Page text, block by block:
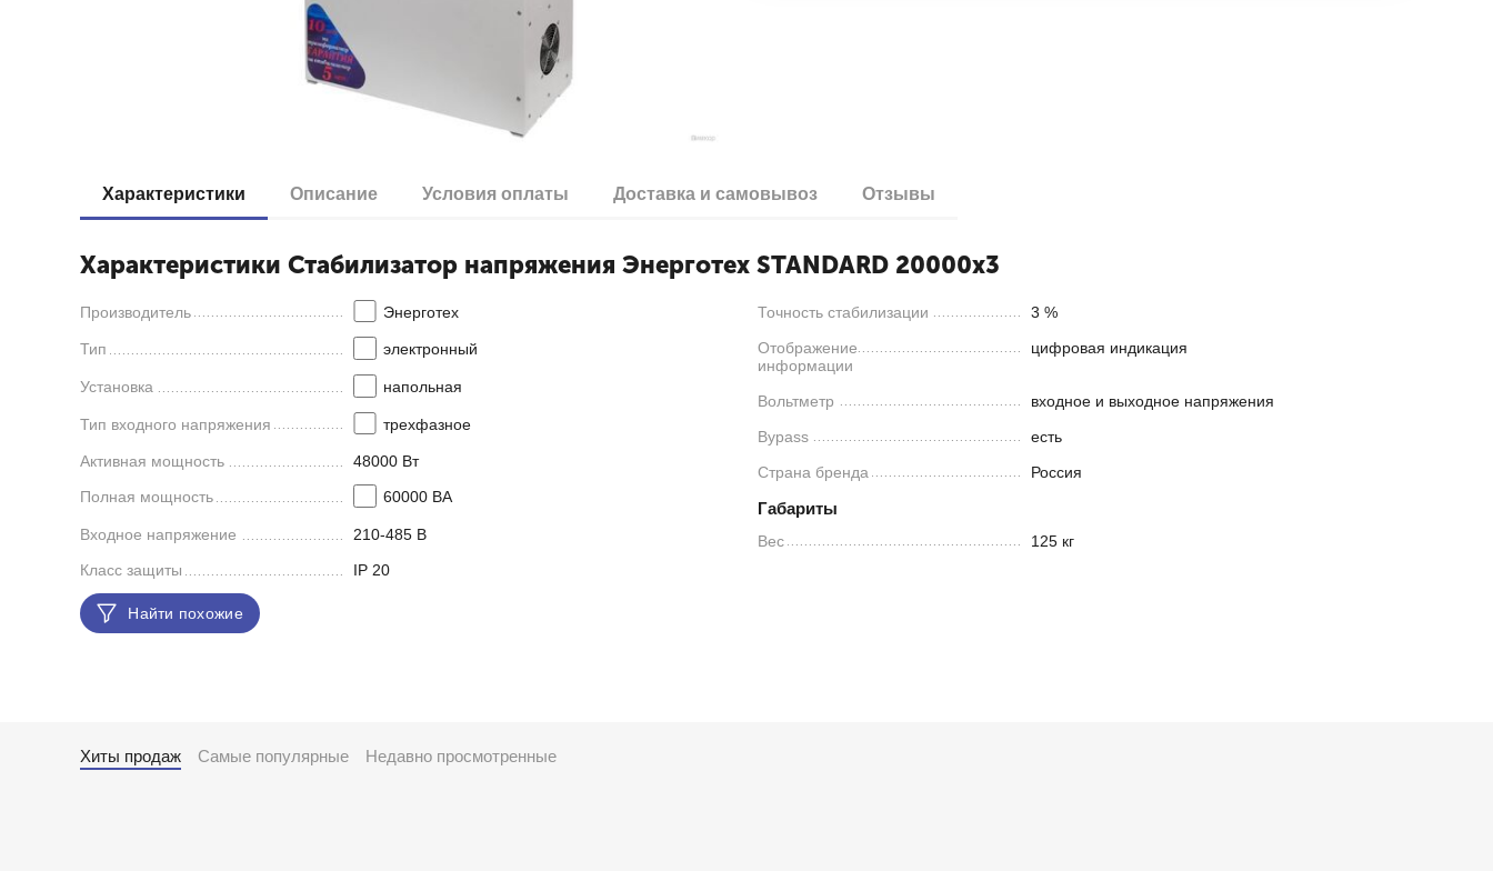
Характеристики Описание Условия оплаты Доставка и самовывоз Отзывы
Характеристики Стабилизатор напряжения Энерготех STANDARD 20000х3
Производитель Энерготех
Тип электронный
Установка напольная
Тип входного напряжения трехфазное
Активная мощность
48000 Вт
Полная мощность
60000 ВА
Входное напряжение
210-485 В
Класс защиты
IP 20
Точность стабилизации
3 %
Отображение
информации
цифровая индикация
Вольтметр
входное и выходное напряжения
Bypass
есть
Страна бренда
Россия
Габариты
Вес 125 кг
Найти похожие
Хиты продаж Самые популярные Недавно просмотренные